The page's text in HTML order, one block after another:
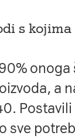
s kojima
a
sve